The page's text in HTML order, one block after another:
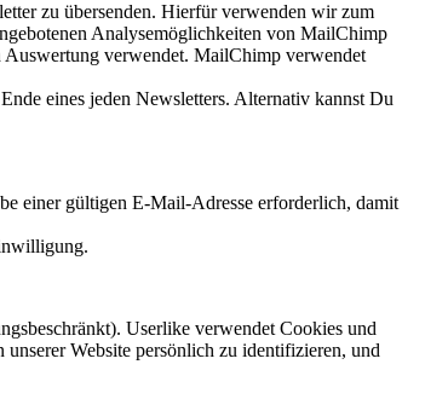
zu übersenden. Hierfür verwenden wir zum
Analysemöglichkeiten von MailChimp
Auswertung verwendet. MailChimp verwendet
eines jeden Newsletters. Alternativ kannst Du
einer gültigen E-Mail-Adresse erforderlich, damit
Userlike verwendet Cookies und
Website persönlich zu identifizieren, und